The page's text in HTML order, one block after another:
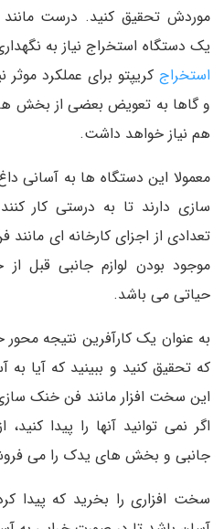
موردش تحقیق کنید. درست مانند
یک دستگاه استخراج نیاز به
استخراج کریپتو برای عملکرد
و گاها به تعویض بعضی از بخش
هم نیاز خواهد داشت.
معمولا این دستگاه ها به آسانی
سازی دارند تا به درستی کار
تعدادی از اجزای کارخانه ای
موجود بودن لوازم جانبی قبل
حیاتی می باشد.
به عنوان یک کارآفرین نتیجه محور
که تحقیق کنید و ببینید که آیا به
این سخت افزار مانند فن خنک
اگر نمی توانید آنها را پیدا کنید،
جانبی و بخش های یدک را می
سخت افزاری را بخرید که پیدا